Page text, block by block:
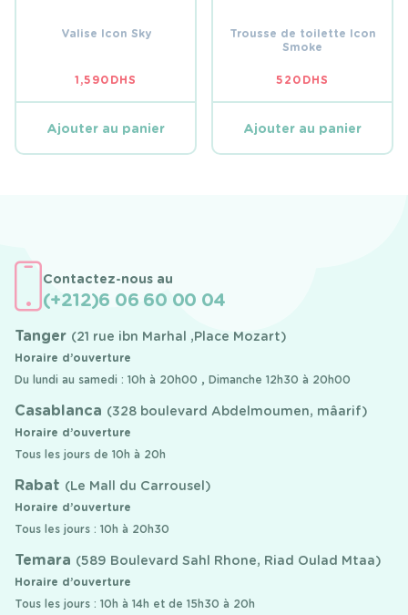
Valise Icon Sky
1,590 DHS
Ajouter au panier
Trousse de toilette Icon
Smoke
520 DHS
Ajouter au panier
Contactez-nous au
(+212)6 06 60 00 04
Tanger (21 rue ibn Marhal ,Place Mozart)
Horaire d’ouverture
Du lundi au samedi : 10h à 20h00 , Dimanche 12h30 à 20h00
Casablanca (328 boulevard Abdelmoumen, mâarif)
Horaire d’ouverture
Tous les jours de 10h à 20h
Rabat (Le Mall du Carrousel)
Horaire d’ouverture
Tous les jours : 10h à 20h30
Temara (589 Boulevard Sahl Rhone, Riad Oulad Mtaa)
Horaire d’ouverture
Tous les jours : 10h à 14h et de 15h30 à 20h